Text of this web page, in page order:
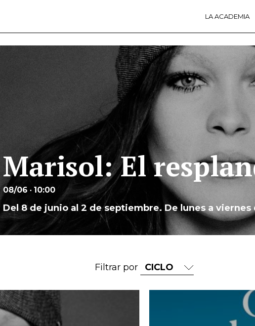
LA ACADEMIA
Marisol: El
08/06 · 10:00
Del 8 de junio al 2 de septiembre. De lunes a viernes
Filtrar por
Ir a Marisol: El resplandor
LA